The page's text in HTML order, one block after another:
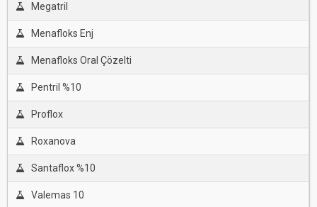
Megatril
Menafloks Enj
Menafloks Oral Çözelti
Pentril %10
Proflox
Roxanova
Santaflox %10
Valemas 10